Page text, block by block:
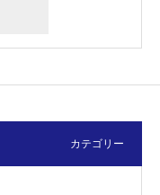
カテゴリー